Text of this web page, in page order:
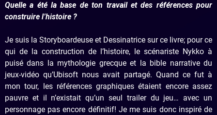
Quelle a été la base de ton travail et des références pour
construire l’histoire ?
Je suis la Storyboardeuse et Dessinatrice sur ce livre; pour ce
qui de la construction de l’histoire, le scénariste Nykko à
puisé dans la mythologie grecque et la bible narrative du
jeux-vidéo qu’Ubisoft nous avait partagé. Quand ce fut à
mon tour, les références graphiques étaient encore assez
pauvre et il n’existait qu’un seul trailer du jeu… avec un
personnage pas encore définitif! Je me suis donc inspiré de